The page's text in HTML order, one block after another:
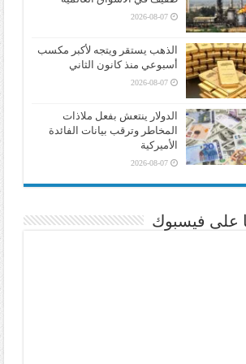
2026-08-07
الذهب يستقر ويتجه لأكبر مكسب
أسبوعي منذ كانون الثاني
2026-08-07
الدولار ينتعش بفعل ملاذات
المخاطر وترقب بيانات الفائدة
الأميركية
2026-08-07
على فيسبوك